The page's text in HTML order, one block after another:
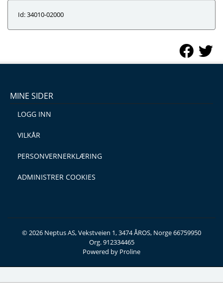
Id: 34010-02000
MINE SIDER
LOGG INN
VILKÅR
PERSONVERNERKLÆRING
ADMINISTRER COOKIES
© 2026 Neptus AS, Vekstveien 1, 3474 ÅROS, Norge 66759950
Org. 912334465
Powered by Proline